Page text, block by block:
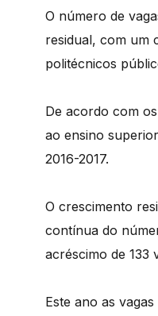
O número de
residual, com um
politécnicos
De acordo com
ao ensino
2016-2017.
O crescimento
contínua do
acréscimo de 133
Este ano as